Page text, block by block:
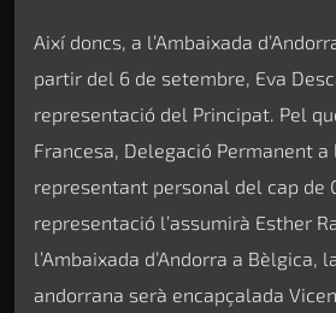
Així doncs, a l’Ambaixada
partir del 6 de setembre, Eva
representació del Principat. Pel
Francesa, Delegació Permanent a
representant personal del cap de
representació l’assumirà Esther
l’Ambaixada d’Andorra a Bèlgica,
andorrana serà encapçalada